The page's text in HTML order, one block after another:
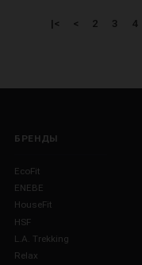
|< < 2 3 4
БРЕНДЫ
EcoFit
ENEBE
HouseFit
HSF
L.A. Trekking
Relax